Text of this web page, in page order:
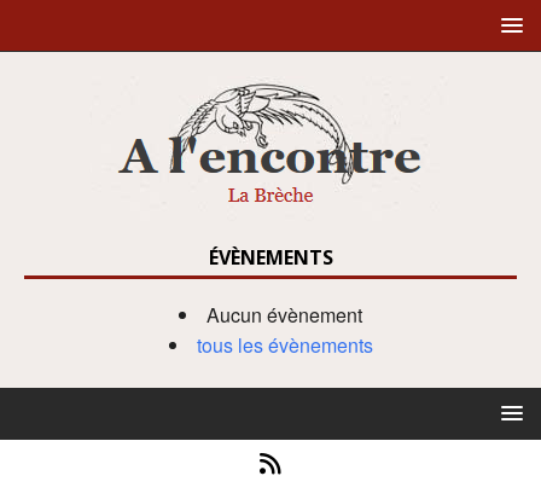
ÉVÈNEMENTS
Aucun évènement
tous les évènements